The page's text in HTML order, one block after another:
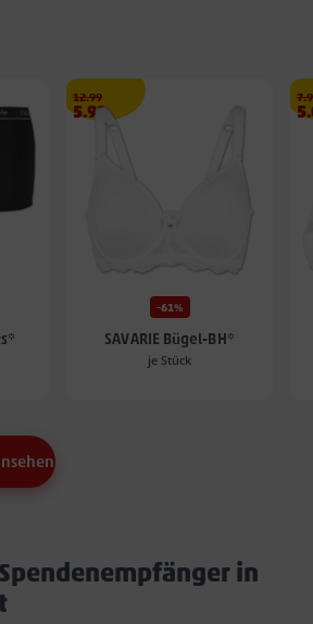
Streichpreis
12.99€
Angebotspreis
5.99
5.99
-61%
SAVARIE Bügel-BH*
je Stück
in